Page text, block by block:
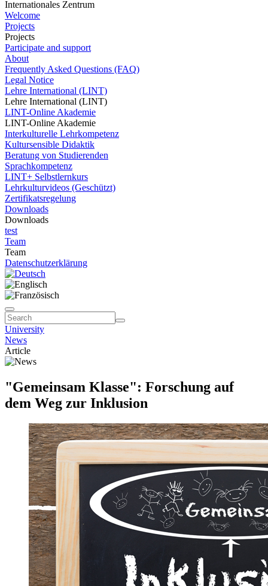
Internationales Zentrum
Welcome
Projects
Projects
Participate and support
About
Frequently Asked Questions (FAQ)
Legal Notice
Lehre International (LINT)
Lehre International (LINT)
LINT-Online Akademie
LINT-Online Akademie
Interkulturelle Lehrkompetenz
Kultursensible Didaktik
Beratung von Studierenden
Sprachkompetenz
LINT+ Selbstlernkurs
Lehrkulturvideos (Geschützt)
Zertifikatsregelung
Downloads
Downloads
test
Team
Team
Datenschutzerklärung
University
News
Article
"Gemeinsam Klasse": Forschung auf
dem Weg zur Inklusion